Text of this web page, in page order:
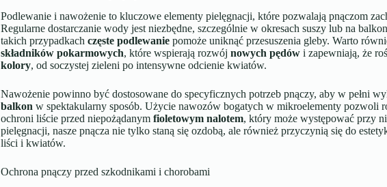
Podlewanie i nawożenie to kluczowe elementy pielęgnacji, które pozwalają pnączom
Regularne dostarczanie wody jest niezbędne, szczególnie w okresach suszy lub na
takich przypadkach częste podlewaniepomoże uniknąć przesuszenia gleby. Warto
składników pokarmowych, które wspierają rozwój nowych pędówi zapewniają, że
kolory, od soczystej zieleni po intensywne odcienie kwiatów.
Nawożenie powinno być dostosowane do specyficznych potrzeb pnączy, aby w pełni
balkon w spektakularny sposób. Użycie nawozów bogatych w mikroelementy pozwoli
ochroni liście przed niepożądanym fioletowym nalotem, który może występować przy
pielęgnacji, nasze pnącza nie tylko staną się ozdobą, ale również przyczynią się do
liści i kwiatów.
Ochrona pnączy przed szkodnikami i chorobami